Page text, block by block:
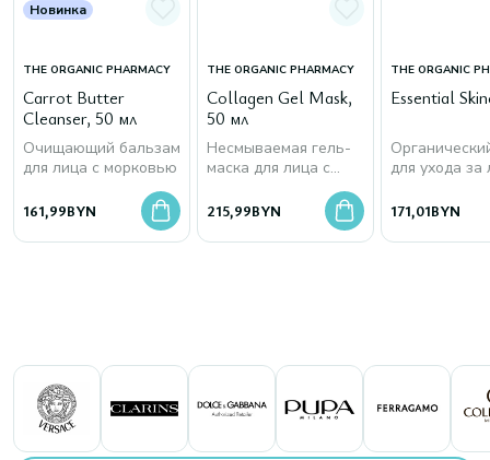
Новинка
THE ORGANIC PHARMACY
Carrot Butter
Cleanser, 50 мл
Очищающий бальзам
для лица с морковью
161,99BYN
THE ORGANIC PHARMACY
Collagen Gel Mask,
50 мл
Несмываемая гель-
маска для лица с
морским коллагеном
215,99BYN
THE ORGANIC
Essential
для ухода за
171,01BYN